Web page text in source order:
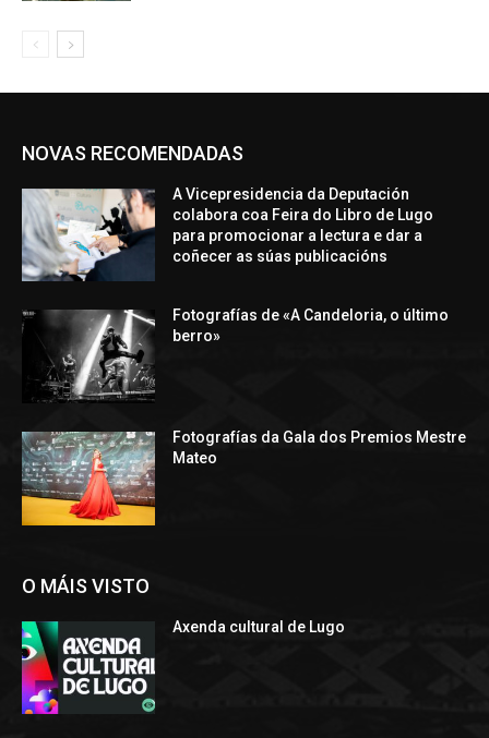
NOVAS RECOMENDADAS
A Vicepresidencia da Deputación
colabora coa Feira do Libro de Lugo
para promocionar a lectura e dar a
coñecer as súas publicacións
Fotografías de «A Candeloria, o último
berro»
Fotografías da Gala dos Premios Mestre
Mateo
O MÁIS VISTO
Axenda cultural de Lugo